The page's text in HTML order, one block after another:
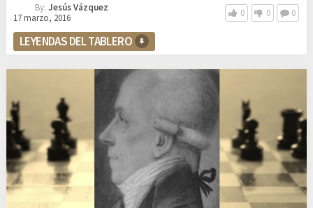
By: Jesús Vázquez
17 marzo, 2016
0 0 0
LEYENDAS DEL TABLERO